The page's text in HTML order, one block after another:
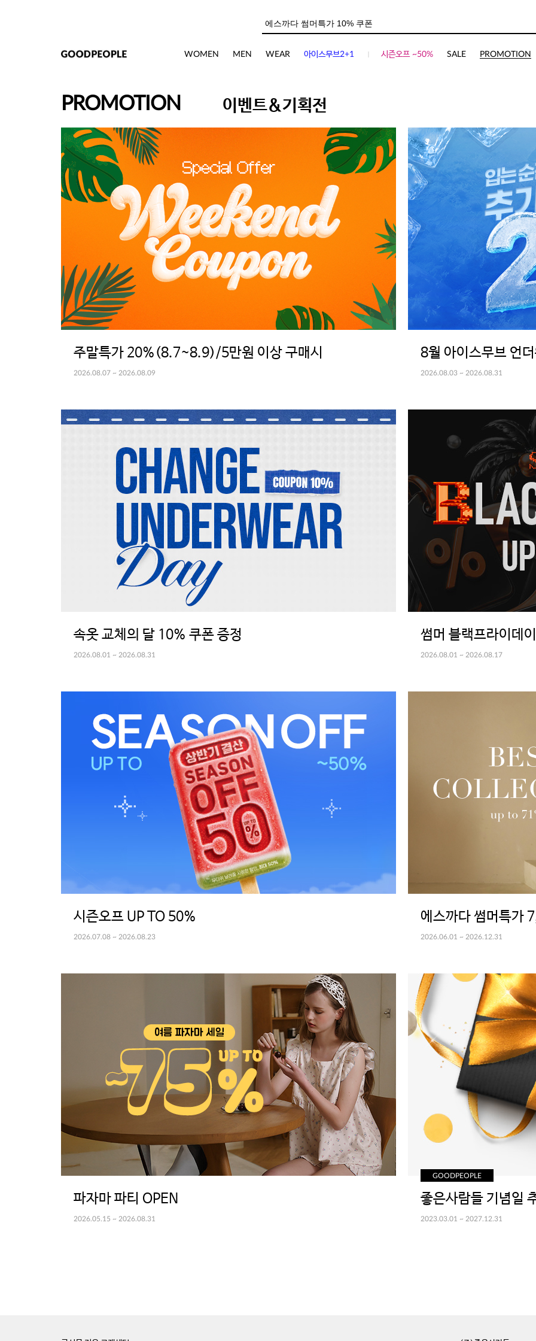
WOMEN MEN WEAR 아이스무브2+1 시즌오프 ~50% SALE PROMOTION
PROMOTION 이벤트&기획전
주말특가 20%(8.7~8.9)/5만원 이상 구매시
2026.08.07 ~ 2026.08.09
8월 아이스무브 언
2026.08.03 ~ 2026.08.31
속옷 교체의 달 10% 쿠폰 증정
2026.08.01 ~ 2026.08.31
썸머 블랙프라이데이
2026.08.01 ~ 2026.08.17
시즌오프 UP TO 50%
2026.07.08 ~ 2026.08.23
에스까다 썸머특가
2026.06.01 ~ 2026.12.31
파자마 파티 OPEN
2026.05.15 ~ 2026.08.31
GOODPEOPLE
2023.03.01 ~ 2027.12.31